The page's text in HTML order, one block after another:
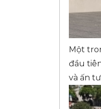
Một
đầu
và ấn